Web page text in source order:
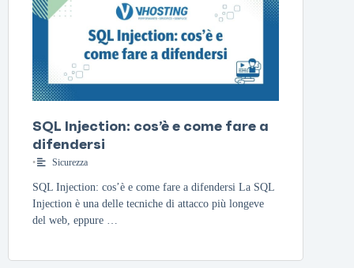
SQL Injection: cos’è e come fare a
difendersi
• Sicurezza
SQL Injection: cos’è e come fare a difendersi La SQL
Injection è una delle tecniche di attacco più longeve
del web, eppure …